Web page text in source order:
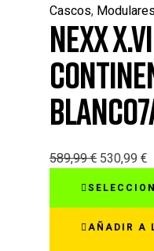
Cascos,
NEXX
589,99€ 530,99 €
AÑADIR A